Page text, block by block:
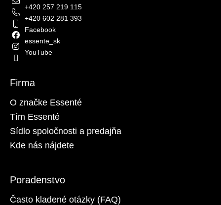
+420 257 219 115
+420 602 281 393
Facebook
essente_sk
YouTube
Firma
O značke Essenté
Tím Essenté
Sídlo spoločnosti a predajňa
Kde nás nájdete
Poradenstvo
Často kladené otázky (FAQ)